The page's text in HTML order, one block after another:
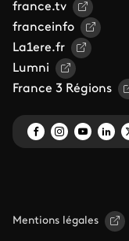
france.tv
franceinfo
La1ere.fr
Lumni
France 3 Régions
Mentions légales